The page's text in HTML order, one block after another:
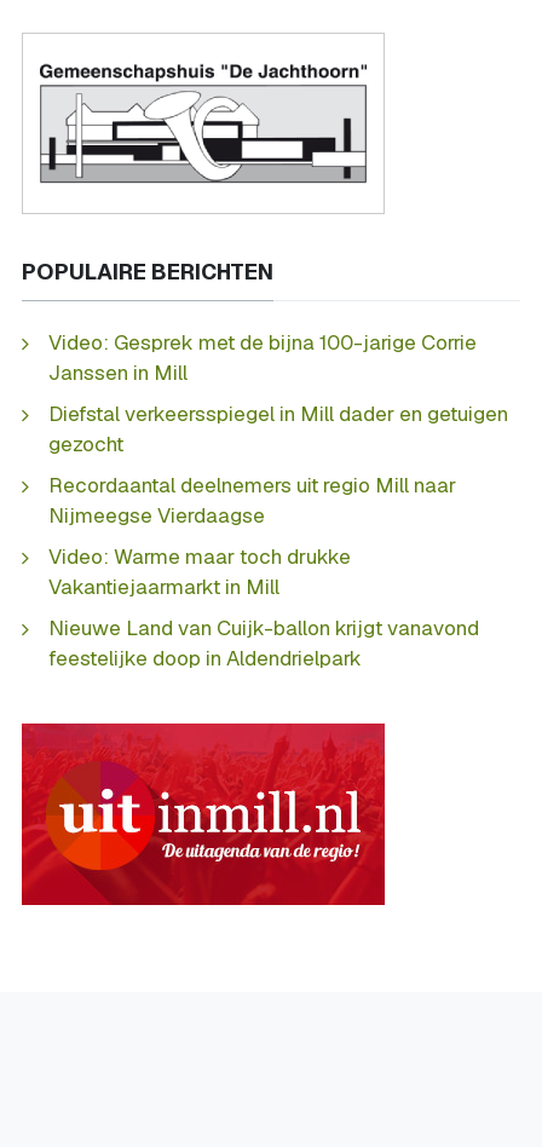
POPULAIRE BERICHTEN
Video: Gesprek met de bijna 100-jarige Corrie
Janssen in Mill
Diefstal verkeersspiegel in Mill dader en getuigen
gezocht
Recordaantal deelnemers uit regio Mill naar
Nijmeegse Vierdaagse
Video: Warme maar toch drukke
Vakantiejaarmarkt in Mill
Nieuwe Land van Cuijk-ballon krijgt vanavond
feestelijke doop in Aldendrielpark